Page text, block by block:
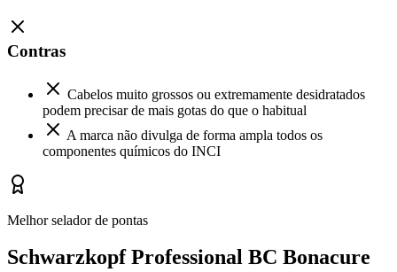
Contras
Cabelos muito grossos ou extremamente desidratados
podem precisar de mais gotas do que o habitual
A marca não divulga de forma ampla todos os
componentes químicos do INCI
Melhor selador de pontas
Schwarzkopf Professional BC Bonacure